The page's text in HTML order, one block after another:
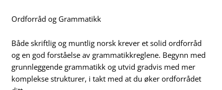
Ordforråd og Grammatikk
Både skriftlig og muntlig norsk krever et solid ordforråd
og en god forståelse av grammatikkreglene. Begynn med
grunnleggende grammatikk og utvid gradvis med mer
komplekse strukturer, i takt med at du øker ordforrådet